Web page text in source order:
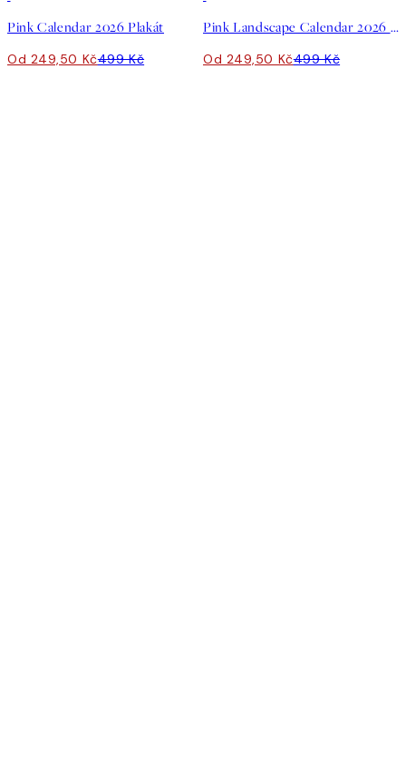
Pink Calendar 2026 Plakát
Od 249,50 Kč499 Kč
Pink Landscape Calendar 2026 Plakát
Od 249,50 Kč499 Kč